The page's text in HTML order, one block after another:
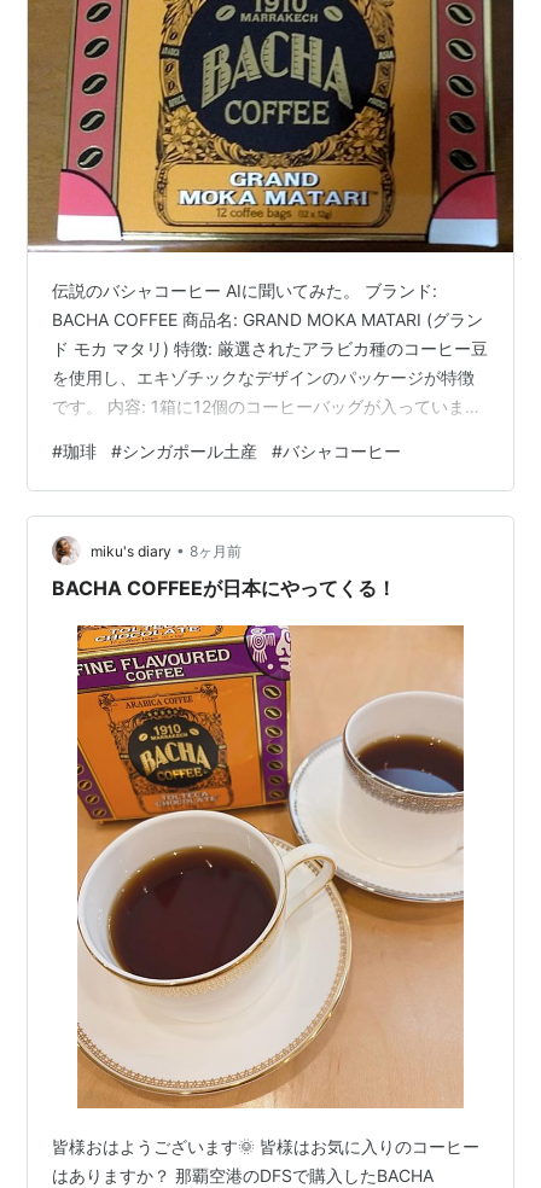
伝説のバシャコーヒー AIに聞いてみた。 ブランド:
BACHA COFFEE 商品名: GRAND MOKA MATARI (グラン
ド モカ マタリ) 特徴: 厳選されたアラビカ種のコーヒー豆
を使用し、エキゾチックなデザインのパッケージが特徴
です。 内容: 1箱に12個のコーヒーバッグが入っていま
ーヒー）」のコーヒーバッグセットです。 ブランド:
Bacha Coffee 商品名: GRAND MOKA MATARI (イエメン
産アラビカ種) 内容: 12 coffee bags (ドリップバッグ) 特
徴: アラビカ種100%の…
#珈琲 #シンガポール土産 #バシャコーヒー
miku's diary • 8ヶ月前
BACHA COFFEEが日本にやってくる！
皆様おはようございます🌞 皆様はお気に入りのコーヒー
はありますか？ 那覇空港のDFSで購入したBACHA